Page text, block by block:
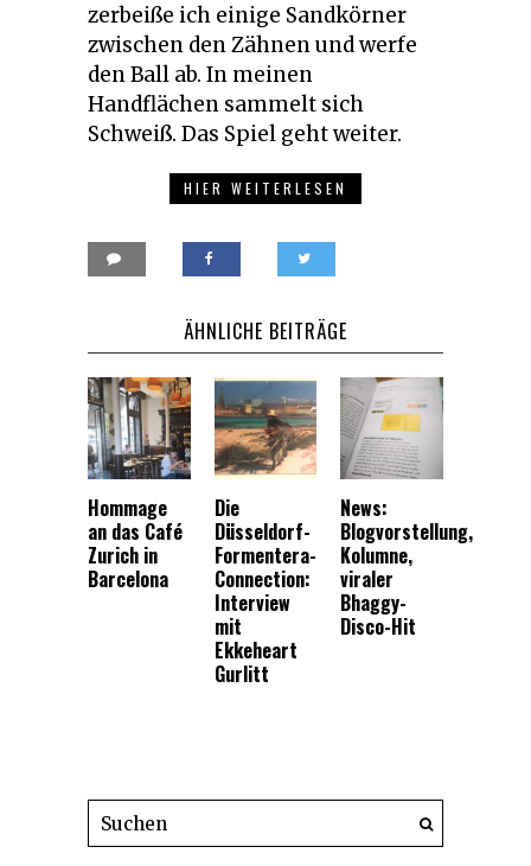
zerbeiße ich einige Sandkörner
zwischen den Zähnen und werfe
den Ball ab. In meinen
Handflächen sammelt sich
Schweiß. Das Spiel geht weiter.
HIER WEITERLESEN
ÄHNLICHE BEITRÄGE
Hommage
an das Café
Zurich in
Barcelona
Die
Düsseldorf-
Formentera-
Connection:
Interview
mit
Ekkeheart
Gurlitt
News:
Blogvorstellung,
Kolumne,
viraler
Bhaggy-
Disco-Hit